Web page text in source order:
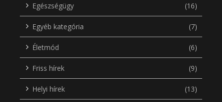
Egészségügy (16)
Egyéb kategória (7)
Életmód (6)
Friss hírek (9)
Helyi hírek (13)